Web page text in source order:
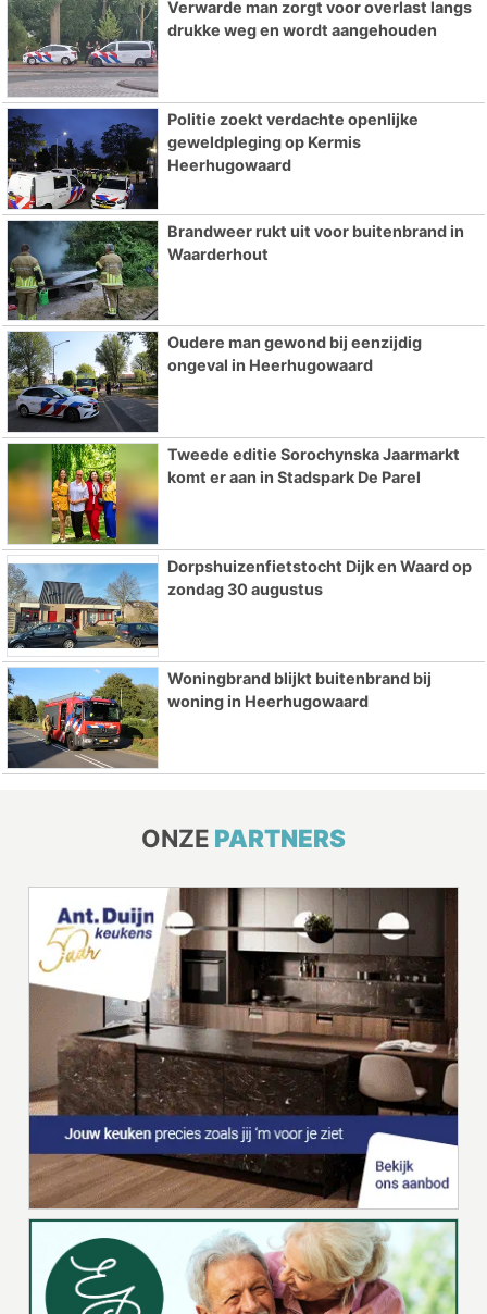
Verwarde man zorgt voor overlast langs
drukke weg en wordt aangehouden
Politie zoekt verdachte openlijke
geweldpleging op Kermis
Heerhugowaard
Brandweer rukt uit voor buitenbrand in
Waarderhout
Oudere man gewond bij eenzijdig
ongeval in Heerhugowaard
Tweede editie Sorochynska Jaarmarkt
komt er aan in Stadspark De Parel
Dorpshuizenfietstocht Dijk en Waard op
zondag 30 augustus
Woningbrand blijkt buitenbrand bij
woning in Heerhugowaard
ONZE PARTNERS